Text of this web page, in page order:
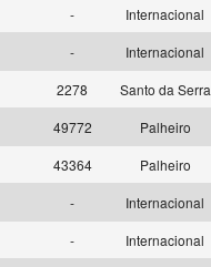
- Internacional
- Internacional
2278 Santo da Serra
49772 Palheiro
43364 Palheiro
- Internacional
- Internacional